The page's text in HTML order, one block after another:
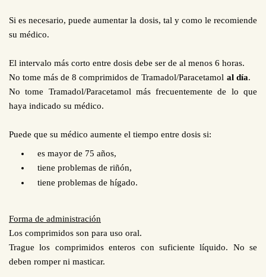
Si es necesario, puede aumentar la dosis, tal y como le recomiende
su médico.
El intervalo más corto entre dosis debe ser de al menos 6 horas.
No tome más de 8 comprimidos de Tramadol/Paracetamol al día.
No tome Tramadol/Paracetamol más frecuentemente de lo que
haya indicado su médico.
Puede que su médico aumente el tiempo entre dosis si:
es mayor de 75 años,
tiene problemas de riñón,
tiene problemas de hígado.
Forma de administración
Los comprimidos son para uso oral.
Trague los comprimidos enteros con suficiente líquido. No se
deben romper ni masticar.